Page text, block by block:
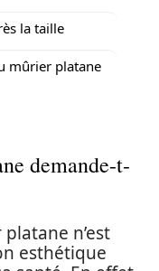
la taille
mûrier platane
demande-t-
n’est
esthétique